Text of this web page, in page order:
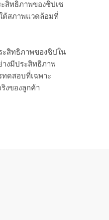
สิทธิภาพของชิปเซ
ต้สภาพแวดล้อมที่
ะสิทธิภาพของชิปใน
างมีประสิทธิภาพ
ดสอบที่เฉพาะ
งของลูกค้า